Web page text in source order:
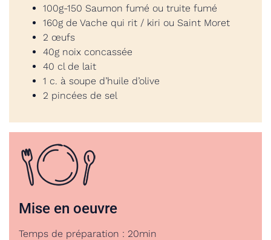
100g-150 Saumon fumé ou truite fumé
160g de Vache qui rit / kiri ou Saint Moret
2 œufs
40g noix concassée
40 cl de lait
1 c. à soupe d’huile d’olive
2 pincées de sel
Mise en oeuvre
Temps de préparation : 20min